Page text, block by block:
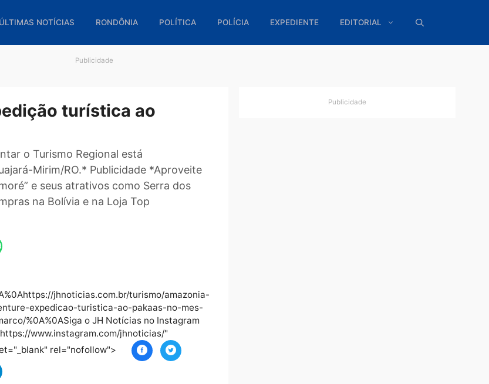
ÚLTIMAS NOTÍCIAS RONDÔNIA POLÍTICA POLÍCIA EXPEDIENTE EDITORIAL
turística ao
o Turismo Regional está
Guajará-Mirim/RO.* Publicidade *Aproveite
Mamoré” e seus atrativos como Serra dos
Compras na Bolívia e na Loja Top
mai
s
_%0A%0Ahttps://jhnoticias.com.br/turismo/amazonia-
adventure-expedicao-turistica-ao-pakaas-no-mes-
de-marco/%0A%0ASiga o JH Notícias no Instagram